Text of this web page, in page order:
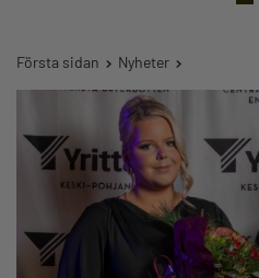
Första sidan Nyheter